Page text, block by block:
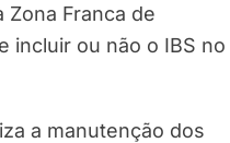
Franca de
incluir ou não o IBS no
a manutenção dos